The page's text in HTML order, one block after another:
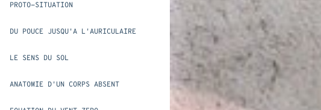
PROTO-SITUATION
DU POUCE JUSQU'A L'AURICULAIRE
LE SENS DU SOL
ANATOMIE D'UN CORPS ABSENT